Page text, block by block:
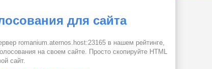
для сайта
romanium.aternos.host:23165 в нашем рейтинге,
на своем сайте. Просто скопируйте HTML
сайт.